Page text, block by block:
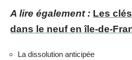
A lire également : Les
dans le neuf en île-de-
La dissolution anticipée